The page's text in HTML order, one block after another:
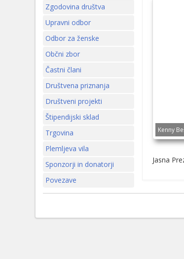
Zgodovina društva
Upravni odbor
Odbor za ženske
Občni zbor
Častni člani
Društvena priznanja
Društveni projekti
Štipendijski sklad
Trgovina
Plemljeva vila
Sponzorji in donatorji
Povezave
Kenny
Jasna